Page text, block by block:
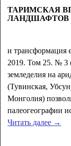
ТАРИМСКАЯ
ЛАНДШАФТОВ
и трансформация
2019. Том 25. № 3
земледелия на
(Тувинская,
Монголия)
палеогеографии
Читать далее →